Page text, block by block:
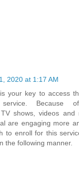
2020 at 1:17 AM
your key to access
service. Because
shows, videos and
are engaging more
to enroll for this
the following manner.